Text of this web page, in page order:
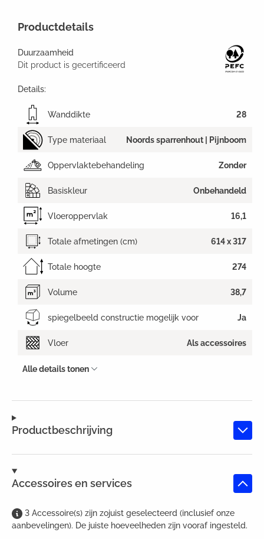
Productbeschrijving
Accessoires en services
3 Accessoire(s) zijn zojuist geselecteerd (inclusief onze
aanbevelingen). De juiste hoeveelheden zijn vooraf ingesteld.
Productdetails
Duurzaamheid
Dit product is gecertificeerd
Details:
Wanddikte 28
Type materiaal Noords sparrenhout | Pijnboom
Oppervlaktebehandeling Zonder
Basiskleur Onbehandeld
Vloeroppervlak 16,1
Totale afmetingen (cm) 614 x 317
Totale hoogte 274
Volume 38,7
spiegelbeeld constructie mogelijk voor Ja
Vloer Als accessoires
Alle details tonen